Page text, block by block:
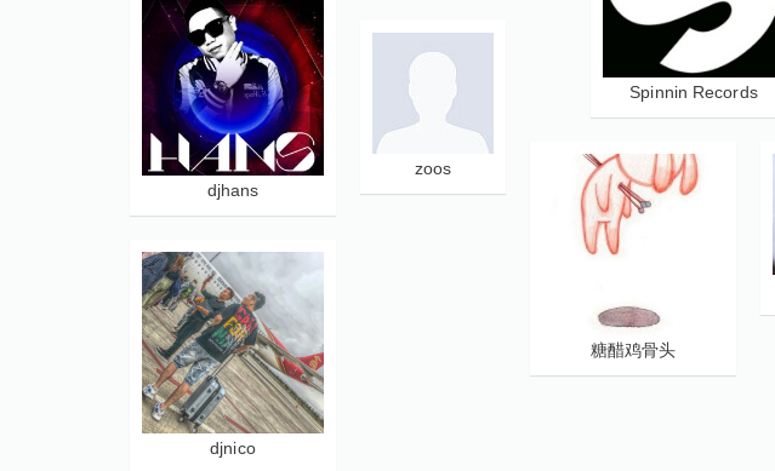
Spinnin Records
djhans
zoos
糖醋鸡骨头
djnico